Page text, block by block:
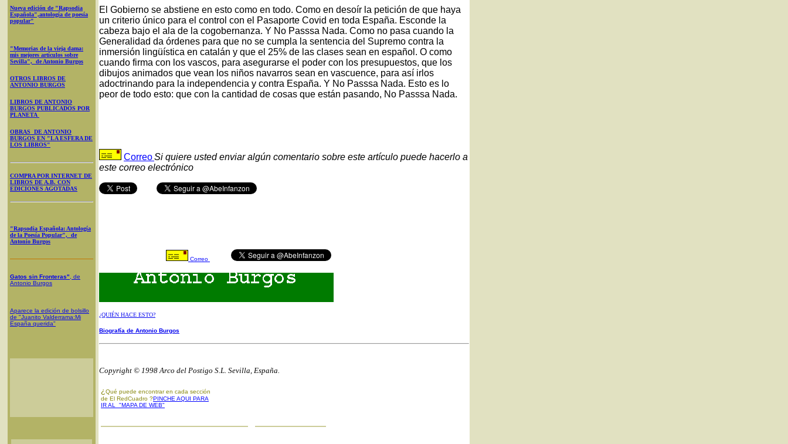
Nueva edición de "Rapsodia
Española",antología de poesía
popular"
"Memorias de la vieja dama:
mis mejores artículos sobre
Sevilla", de Antonio Burgos
OTROS LIBROS DE
ANTONIO BURGOS
LIBROS DE ANTONIO
BURGOS PUBLICADOS POR
PLANETA
OBRAS DE ANTONIO
BURGOS EN "LA ESFERA DE
LOS LIBROS"
COMPRA POR INTERNET DE
LIBROS DE A.B. CON
EDICIONES AGOTADAS
"Rapsodia Española: Antología
de la Poesía Popular", de
Antonio Burgos
Gatos sin Fronteras" , de
Antonio Burgos
Aparece la edición de bolsillo
de "Juanito Valderrama:Mi
España querida"
El Gobierno se abstiene en esto como en todo. Como en desoír la petición de que haya
un criterio único para el control con el Pasaporte Covid en toda España. Esconde la
cabeza bajo el ala de la cogobernanza. Y No Passsa Nada. Como no pasa cuando la
Generalidad da órdenes para que no se cumpla la sentencia del Supremo contra la
inmersión lingüística en catalán y que el 25% de las clases sean en español. O como
cuando firma con los vascos, para asegurarse el poder con los presupuestos, que los
dibujos animados que vean los niños navarros sean en vascuence, para así irlos
adoctrinando para la independencia y contra España. Y No Passsa Nada. Esto es lo
peor de todo esto: que con la cantidad de cosas que están pasando, No Passsa Nada.
CorreoSi quiere usted enviar algún comentario sobre este artículo puede hacerlo a
este correo electrónico
Correo
¿QUIÉN HACE ESTO?
Biografía de Antonio Burgos
Copyright © 1998 Arco del Postigo S.L. Sevilla, España.
¿ Qué puede encontrar en cada sección
de El RedCuadro ?PINCHE AQUI PARA
IR AL "MAPA DE WEB"